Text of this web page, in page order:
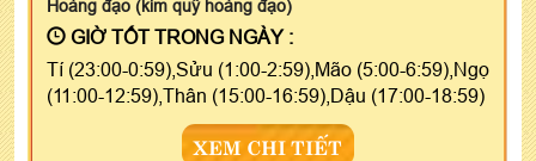
Hoàng đạo (kim quỹ hoàng đạo)
GIỜ TỐT TRONG NGÀY :
Tí (23:00-0:59),Sửu (1:00-2:59),Mão (5:00-6:59),Ngọ
(11:00-12:59),Thân (15:00-16:59),Dậu (17:00-18:59)
XEM CHI TIẾT